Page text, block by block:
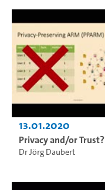
13.01.2020
Privacy and/or Trust?
Dr Jörg Daubert